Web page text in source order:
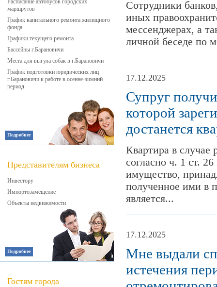
Расписание автобусов городских
маршрутов
График капитального ремонта жилищного
фонда
Графики текущего ремонта
Бассейны г.Барановичи
Места для выгула собак в г.Барановичи
График подготовки юридических лиц
г.Барановичи к работе в осенне-зимний
период
Подробнее
Представителям бизнеса
Инвестору
Импортозамещение
Объекты недвижимости
Подробнее
Гостям города
Сотрудники
иных
мессенджерах, а
личной беседе по
17.12.2025
Супруг
которой
достанется
Квартира в случае
согласно ч. 1 ст.
имущество,
полученное ими в
является...
17.12.2025
Мне выдали
истечения